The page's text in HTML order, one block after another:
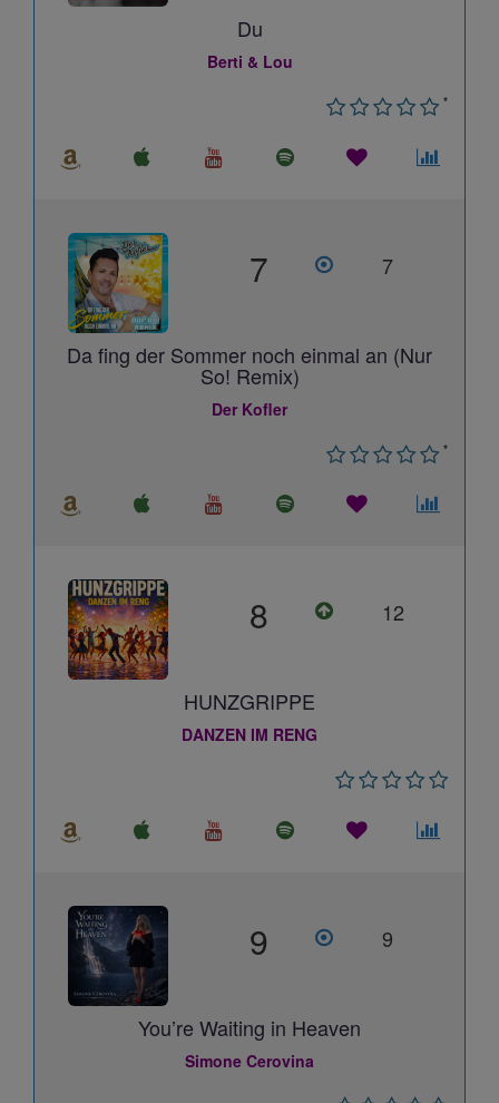
Du
Berti & Lou
*
7 7
Da fing der Sommer noch einmal an (Nur
So! Remix)
Der Kofler
*
8 12
HUNZGRIPPE
DANZEN IM RENG
9 9
You’re Waiting in Heaven
Simone Cerovina